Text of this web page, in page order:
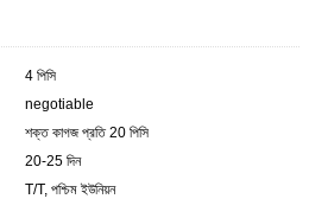
4 পিসি
negotiable
শক্ত কাগজ প্রতি 20 পিসি
20-25 দিন
T/T, পশ্চিম ইউনিয়ন